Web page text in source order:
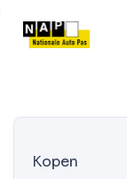
Kopen